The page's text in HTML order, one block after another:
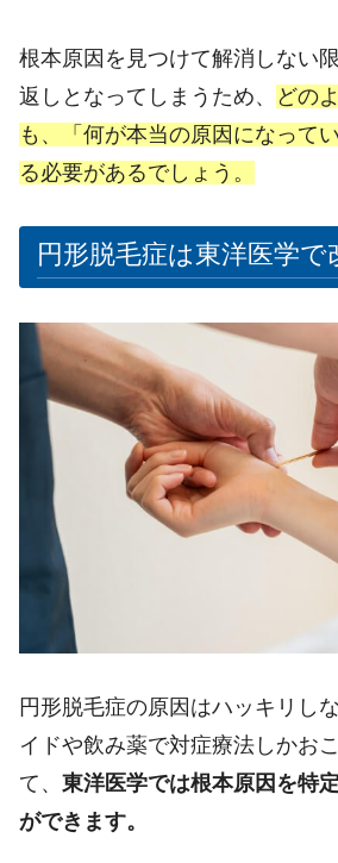
根本原因を見つけて解消しない
返しとなってしまうため、
どの
も、「何が本当の原因になって
る必要があるでしょう。
円形脱毛症は東洋医学で
円形脱毛症の原因はハッキリし
イドや飲み薬で対症療法しかお
て、 東洋医学では根本原因を特
ができます。